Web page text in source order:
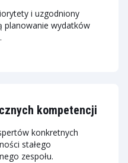
i uzgodniony
planowanie wydatków
kompetencji
konkretnych
stałego
zespołu.